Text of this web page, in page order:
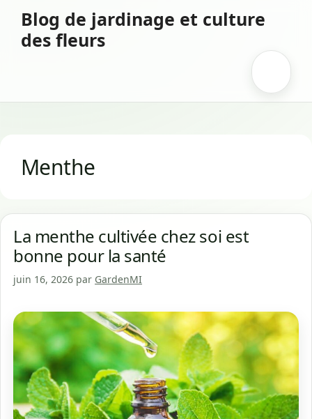
contenu
Blog de jardinage et culture
des fleurs
Menthe
La menthe cultivée chez soi est
bonne pour la santé
juin 16, 2026 par GardenMI